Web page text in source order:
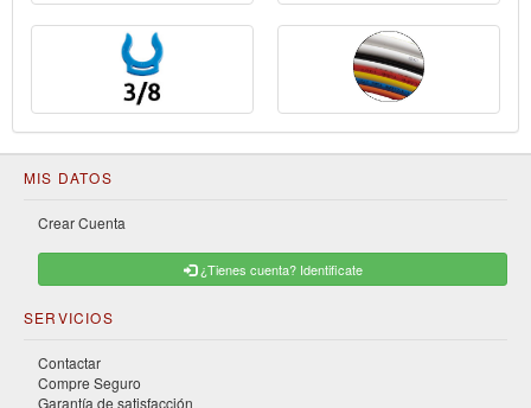
MIS DATOS
Crear Cuenta
¿Tienes cuenta? Identificate
SERVICIOS
Contactar
Compre Seguro
Garantía de satisfacción